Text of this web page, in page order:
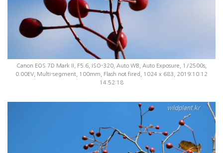
Canon EOS 7D Mark II, F5.6, ISO-320, Auto WB, Auto Exposure, 1/2500s,
0.00EV, Multi-segment, 100mm, Flash not fired, 1024 x 683, 2019:10:12
14:52:18